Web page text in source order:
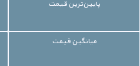
پایین‌ترین قیمت
میانگین قیمت